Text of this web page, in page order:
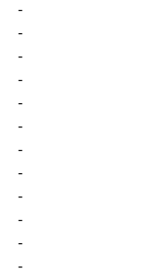
-
-
-
-
-
-
-
-
-
-
-
-